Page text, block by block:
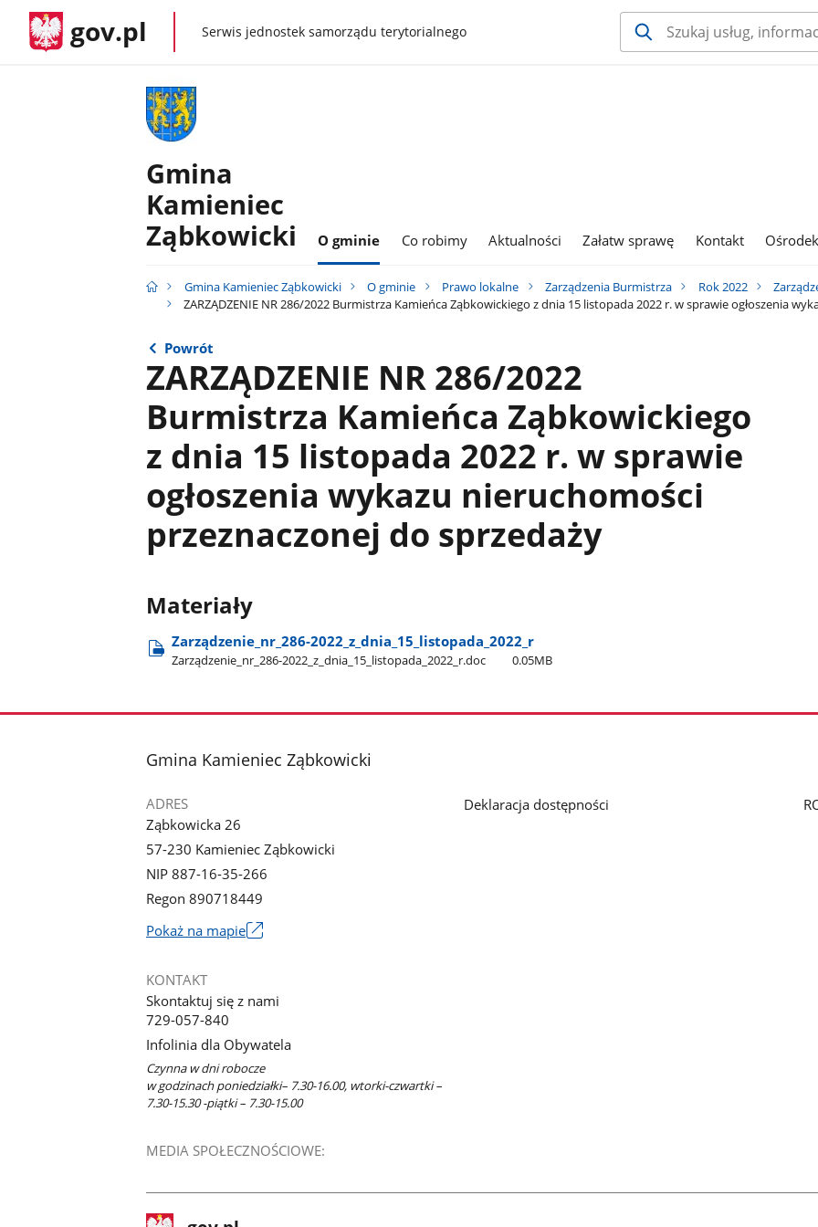
gov.pl gov.plSerwis jednostek samorządu terytorialnego
Gmina
Kamieniec
Ząbkowicki
O gminie Co robimy Aktualności Załatw sprawę Kontakt
Gmina Kamieniec Ząbkowicki O gminie Prawo lokalne Zarządzenia Burmistrza Rok 2022
ZARZĄDZENIE NR 286/2022 Burmistrza Kamieńca Ząbkowickiego z dnia 15 listopada 2022 r. w sprawie ogłoszenia
Powrót
ZARZĄDZENIE NR 286/2022
Burmistrza Kamieńca Ząbkowickiego
z dnia 15 listopada 2022 r. w sprawie
ogłoszenia wykazu nieruchomości
przeznaczonej do sprzedaży
Materiały
Zarządzenie​_nr​_286-2022​_z​_dnia​_15​_listopada​_2022​_r
Zarządzenie​_nr​_286-2022​_z​_dnia​_15​_listopada​_2022​_r.doc 0.05MB
stopka
Gmina Kamieniec Ząbkowicki
ADRES
Ząbkowicka 26
57-230 Kamieniec Ząbkowicki
NIP 887-16-35-266
Regon 890718449
Pokaż na mapieLink
nowym
KONTAKT
Skontaktuj się z nami
729-057-840
Infolinia dla Obywatela
Czynna w dni robocze
w godzinach poniedziałki– 7.30-16.00, wtorki-czwartki –
7.30-15.30 -piątki – 7.30-15.00
MEDIA SPOŁECZNOŚCIOWE:
Deklaracja dostępności
stopka